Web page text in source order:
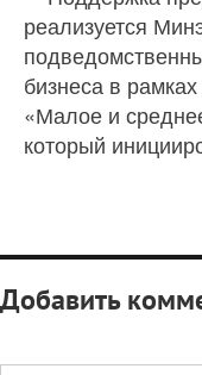
реализуется
бизнеса в
«Малое и
который
Добавить